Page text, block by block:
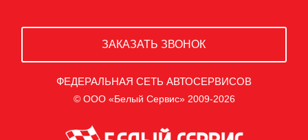
ЗАКАЗАТЬ ЗВОНОК
ФЕДЕРАЛЬНАЯ СЕТЬ АВТОСЕРВИСОВ
© ООО «Белый Сервис» 2009-2026